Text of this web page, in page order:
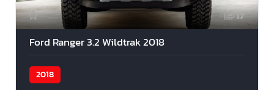
17
Ford Ranger 3.2 Wildtrak 2018
2018